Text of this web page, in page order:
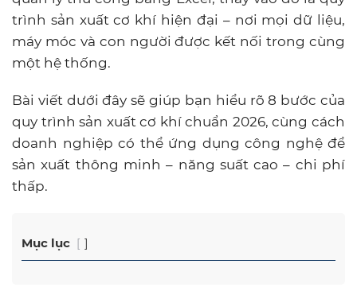
trình sản xuất cơ khí hiện đại – nơi mọi dữ liệu,
máy móc và con người được kết nối trong cùng
một hệ thống.
Bài viết dưới đây sẽ giúp bạn hiểu rõ 8 bước của
quy trình sản xuất cơ khí chuẩn 2026, cùng cách
doanh nghiệp có thể ứng dụng công nghệ để
sản xuất thông minh – năng suất cao – chi phí
thấp.
Mục lục